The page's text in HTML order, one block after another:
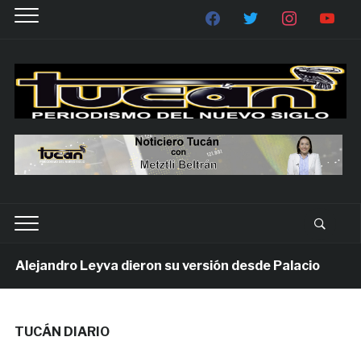
Leyva dieron su versión desde Palacio
TUCÁN DIARIO